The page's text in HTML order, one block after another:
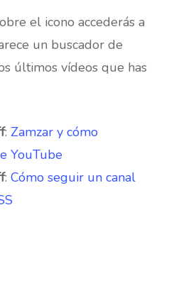
el icono accederás a
un buscador de
últimos vídeos que has
: Zamzar y cómo
YouTube
: Cómo seguir un canal